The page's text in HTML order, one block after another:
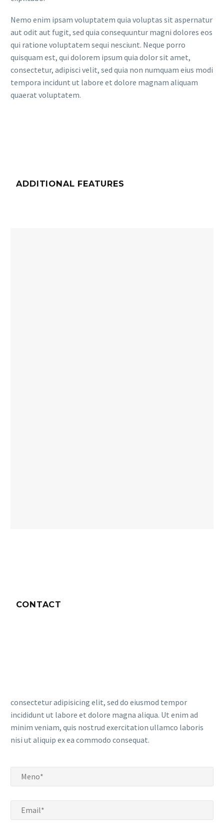
Nemo enim ipsam voluptatem quia voluptas sit aspernatur
aut odit aut fugit, sed quia consequuntur magni dolores eos
qui ratione voluptatem sequi nesciunt. Neque porro
quisquam est, qui dolorem ipsum quia dolor sit amet,
consectetur, adipisci velit, sed quia non numquam eius modi
tempora incidunt ut labore et dolore magnam aliquam
quaerat voluptatem.
ADDITIONAL FEATURES
CONTACT
consectetur adipisicing elit, sed do eiusmod tempor
incididunt ut labore et dolore magna aliqua. Ut enim ad
minim veniam, quis nostrud exercitation ullamco laboris
nisi ut aliquip ex ea commodo consequat.